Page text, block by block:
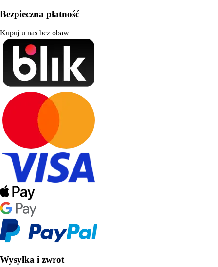
Bezpieczna płatność
Kupuj u nas bez obaw
Wysyłka i zwrot